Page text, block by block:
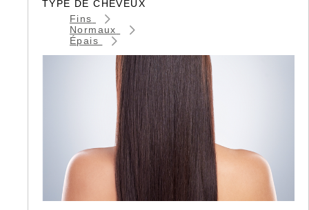
TYPE DE CHEVEUX
Fins
Normaux
Épais